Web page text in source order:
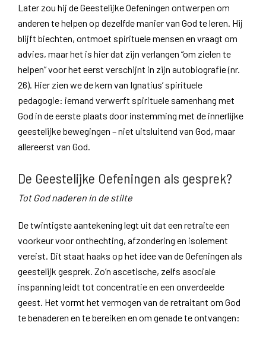
Later zou hij de Geestelijke Oefeningen ontwerpen om
anderen te helpen op dezelfde manier van God te leren. Hij
blijft biechten, ontmoet spirituele mensen en vraagt om
advies, maar het is hier dat zijn verlangen “om zielen te
helpen” voor het eerst verschijnt in zijn autobiografie (nr.
26). Hier zien we de kern van Ignatius’ spirituele
pedagogie: iemand verwerft spirituele samenhang met
God in de eerste plaats door instemming met de innerlijke
geestelijke bewegingen – niet uitsluitend van God, maar
allereerst van God.
De Geestelijke Oefeningen als gesprek?
Tot God naderen in de stilte
De twintigste aantekening legt uit dat een retraite een
voorkeur voor onthechting, afzondering en isolement
vereist. Dit staat haaks op het idee van de Oefeningen als
geestelijk gesprek. Zo’n ascetische, zelfs asociale
inspanning leidt tot concentratie en een onverdeelde
geest. Het vormt het vermogen van de retraitant om God
te benaderen en te bereiken en om genade te ontvangen: